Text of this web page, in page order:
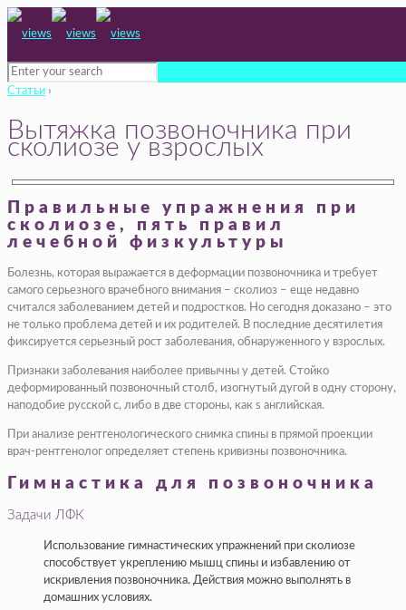
Статьи ›
Вытяжка позвоночника при
сколиозе у взрослых
Правильные упражнения при
сколиозе, пять правил
лечебной физкультуры
Болезнь, которая выражается в деформации позвоночника и требует
самого серьезного врачебного внимания – сколиоз – еще недавно
считался заболеванием детей и подростков. Но сегодня доказано – это
не только проблема детей и их родителей. В последние десятилетия
фиксируется серьезный рост заболевания, обнаруженного у взрослых.
Признаки заболевания наиболее привычны у детей. Стойко
деформированный позвоночный столб, изогнутый дугой в одну сторону,
наподобие русской с, либо в две стороны, как s английская.
При анализе рентгенологического снимка спины в прямой проекции
врач-рентгенолог определяет степень кривизны позвоночника.
Гимнастика для позвоночника
Задачи ЛФК
Использование гимнастических упражнений при сколиозе
способствует укреплению мышц спины и избавлению от
искривления позвоночника. Действия можно выполнять в
домашних условиях.